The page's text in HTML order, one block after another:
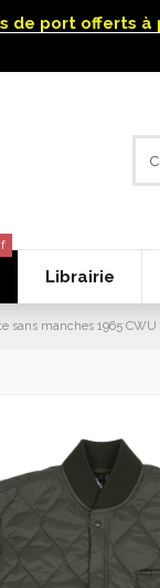
de port offerts à
Librairie
sans manches 1965